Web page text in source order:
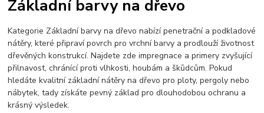
Základní barvy na dřevo
Kategorie Základní barvy na dřevo nabízí penetrační a podkladové
nátěry, které připraví povrch pro vrchní barvy a prodlouží životnost
dřevěných konstrukcí. Najdete zde impregnace a primery zvyšující
přilnavost, chránící proti vlhkosti, houbám a škůdcům. Pokud
hledáte kvalitní základní nátěry na dřevo pro ploty, pergoly nebo
nábytek, tady získáte pevný základ pro dlouhodobou ochranu a
krásný výsledek.